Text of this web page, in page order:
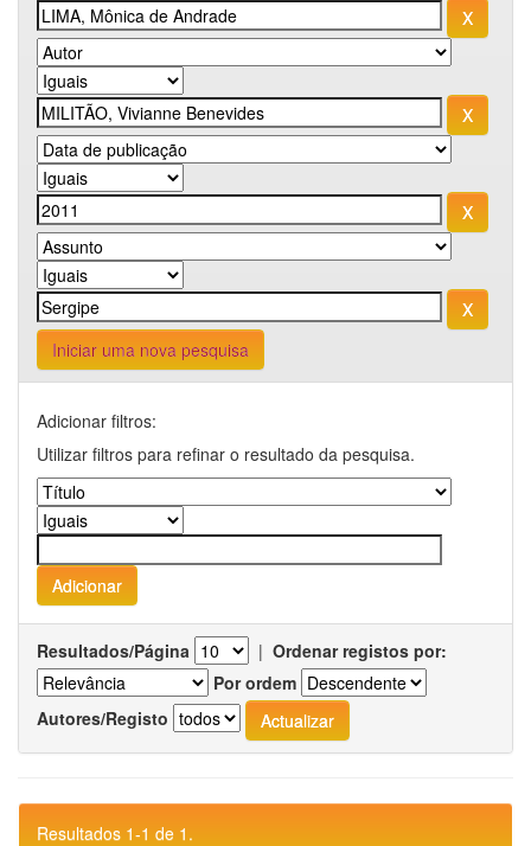
Iniciar uma nova pesquisa
Adicionar filtros:
Utilizar filtros para refinar o resultado da pesquisa.
Resultados/Página | Ordenar registos por:
Por ordem
Autores/Registo
Resultados 1-1 de 1.